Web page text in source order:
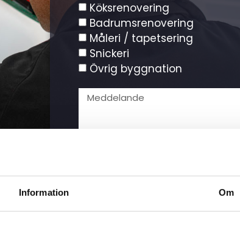
Information Om
Köksrenovering
Badrumsrenovering
Måleri / tapetsering
Snickeri
Övrig byggnation
Skicka